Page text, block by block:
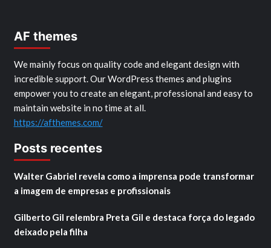
AF themes
We mainly focus on quality code and elegant design with
incredible support. Our WordPress themes and plugins
empower you to create an elegant, professional and easy to
maintain website in no time at all.
https://afthemes.com/
Posts recentes
Walter Gabriel revela como a imprensa pode transformar
a imagem de empresas e profissionais
Gilberto Gil relembra Preta Gil e destaca força do legado
deixado pela filha